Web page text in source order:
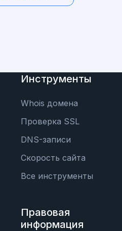
Инструменты
Whois домена
Проверка SSL
DNS-записи
Скорость сайта
Все инструменты
Правовая
информация